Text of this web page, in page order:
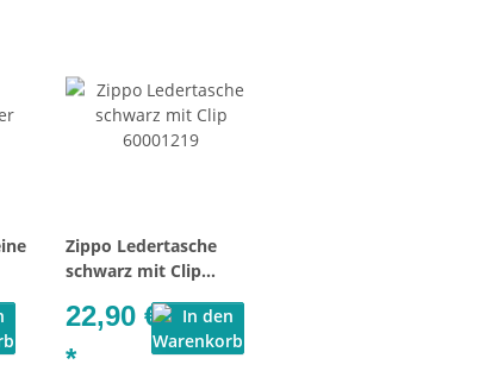
Zippo Ledertasche
schwarz mit Clip
22,90 €
*